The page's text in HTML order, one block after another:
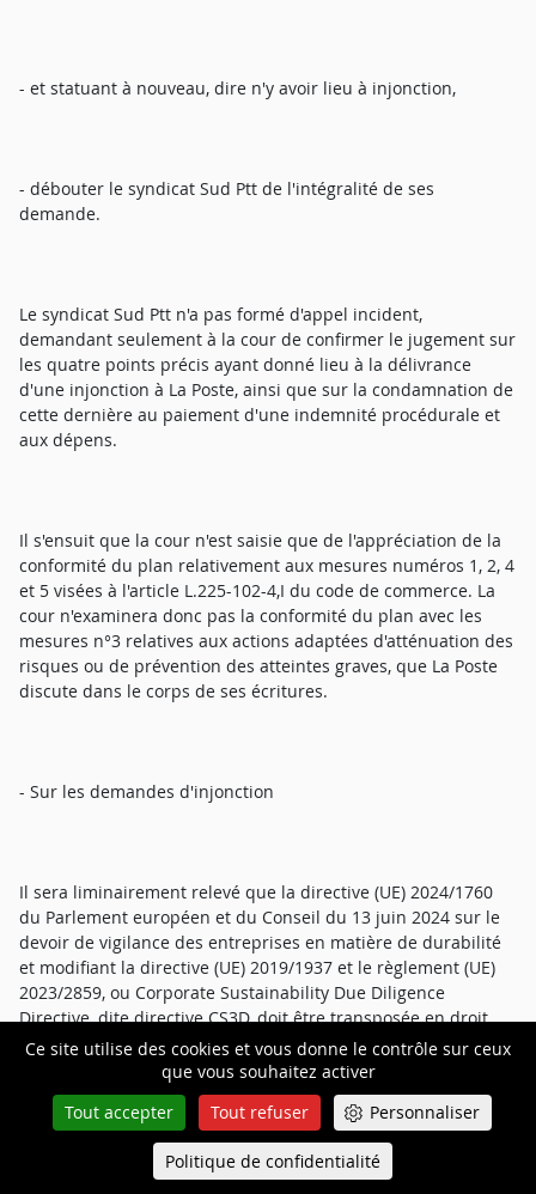
Ce site utilise des cookies et vous donne le contrôle sur ceux
que vous souhaitez activer
Tout accepter
Tout refuser Personnaliser
Politique de confidentialité
- et statuant à nouveau, dire n'y avoir lieu à injonction,
- débouter le syndicat Sud Ptt de l'intégralité de ses
demande.
Le syndicat Sud Ptt n'a pas formé d'appel incident,
demandant seulement à la cour de confirmer le jugement sur
les quatre points précis ayant donné lieu à la délivrance
d'une injonction à La Poste, ainsi que sur la condamnation de
cette dernière au paiement d'une indemnité procédurale et
aux dépens.
Il s'ensuit que la cour n'est saisie que de l'appréciation de la
conformité du plan relativement aux mesures numéros 1, 2, 4
et 5 visées à l'article L.225-102-4,I du code de commerce. La
cour n'examinera donc pas la conformité du plan avec les
mesures n°3 relatives aux actions adaptées d'atténuation des
risques ou de prévention des atteintes graves, que La Poste
discute dans le corps de ses écritures.
- Sur les demandes d'injonction
Il sera liminairement relevé que la directive (UE) 2024/1760
du Parlement européen et du Conseil du 13 juin 2024 sur le
devoir de vigilance des entreprises en matière de durabilité
et modifiant la directive (UE) 2019/1937 et le règlement (UE)
2023/2859, ou Corporate Sustainability Due Diligence
Directive, dite directive CS3D, doit être transposée en droit
national d'ici le 26 juillet 2026.
Si les obligations qui en résulteront ont vocation à entrer en
vigueur entre 2027 et 2029 selon la taille des entreprises
Queue-Fair